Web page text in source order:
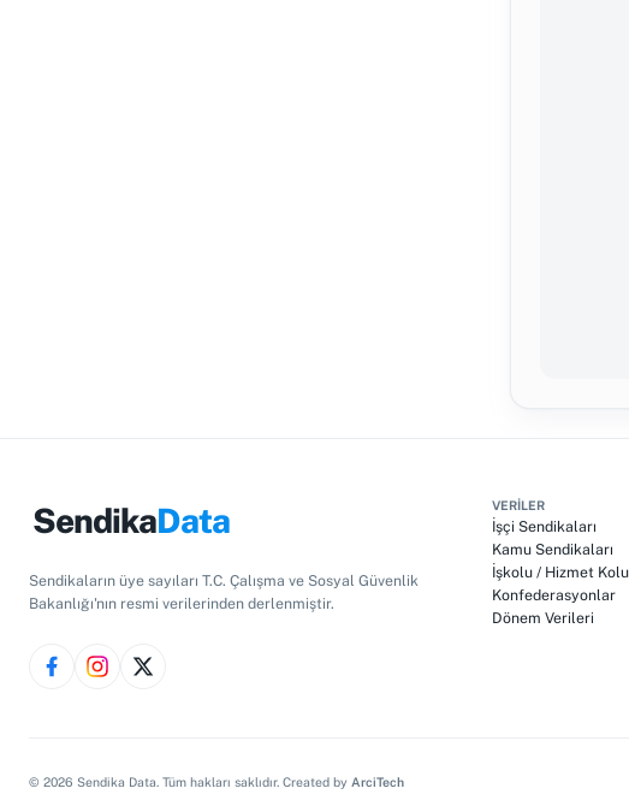
SendikaData
Sendikaların üye sayıları T.C. Çalışma ve Sosyal Güvenlik
Bakanlığı'nın resmi verilerinden derlenmiştir.
VERILER
İşçi Sendikaları
Kamu Sendikaları
İşkolu / Hizmet Kolu
Konfederasyonlar
Dönem Verileri
© 2026 Sendika Data. Tüm hakları saklıdır. Created by ArciTech